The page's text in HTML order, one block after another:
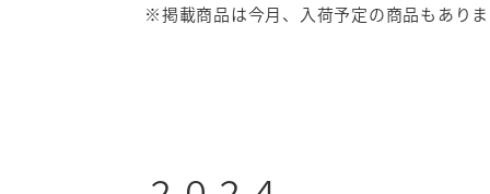
※掲載商品は今月、入荷予定の商品もあり